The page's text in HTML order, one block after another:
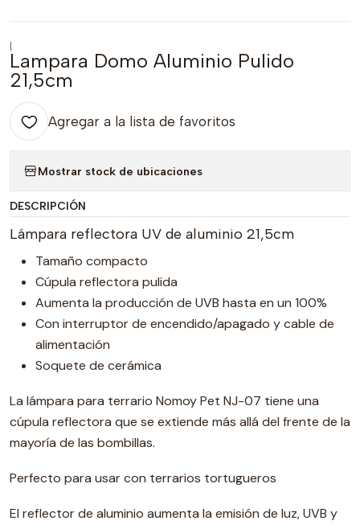
|
Lampara Domo Aluminio Pulido
21,5cm
Agregar a la lista de favoritos
Mostrar stock de ubicaciones
DESCRIPCIÓN
Lámpara reflectora UV de aluminio 21,5cm
Tamaño compacto
Cúpula reflectora pulida
Aumenta la producción de UVB hasta en un 100%
Con interruptor de encendido/apagado y cable de
alimentación
Soquete de cerámica
La lámpara para terrario Nomoy Pet NJ-07 tiene una
cúpula reflectora que se extiende más allá del frente de la
mayoría de las bombillas.
Perfecto para usar con terrarios tortugueros
El reflector de aluminio aumenta la emisión de luz, UVB y